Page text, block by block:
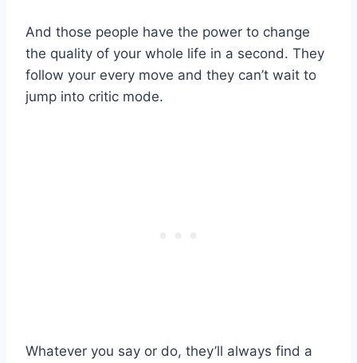
And those people have the power to change
the quality of your whole life in a second. They
follow your every move and they can’t wait to
jump into critic mode.
Whatever you say or do, they’ll always find a